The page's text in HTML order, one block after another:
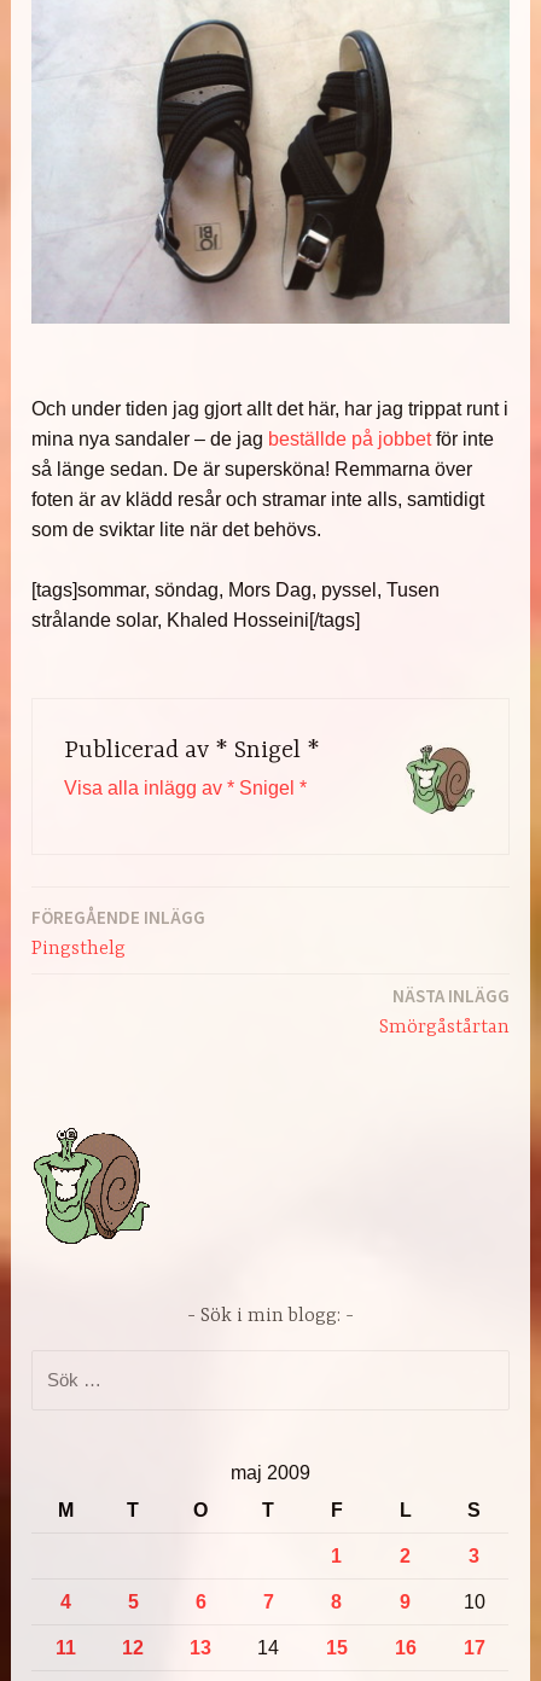
Och under tiden jag gjort allt det här, har jag trippat runt i
mina nya sandaler – de jag beställde på jobbetför inte
så länge sedan. De är supersköna! Remmarna över
foten är av klädd resår och stramar inte alls, samtidigt
som de sviktar lite när det behövs.
[tags]sommar, söndag, Mors Dag, pyssel, Tusen
strålande solar, Khaled Hosseini[/tags]
Publicerad av * Snigel *
Visa alla inlägg av * Snigel *
Inläggsnavigering
FÖREGÅENDE INLÄGG
Pingsthelg
NÄSTA INLÄGG
Smörgåstårtan
Sök i min blogg:
maj 2009
M
T O T F L S
1 2 3
4 5 6 7 8 9 10
11 12 13 14 15 16 17